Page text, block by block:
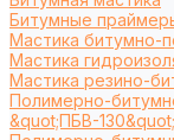
Битумные
Мастика битумно-
Мастика
Мастика резино-
Полимерно-
&quot;ПБВ-130&quot;